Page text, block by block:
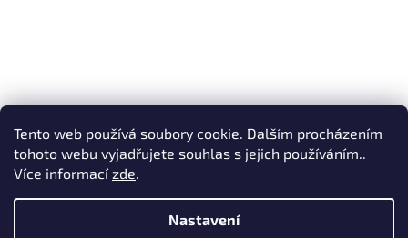
Tento web používá soubory cookie. Dalším procházením
tohoto webu vyjadřujete souhlas s jejich používáním..
Více informacízde.
Nastavení
Sledovat na Instagramu